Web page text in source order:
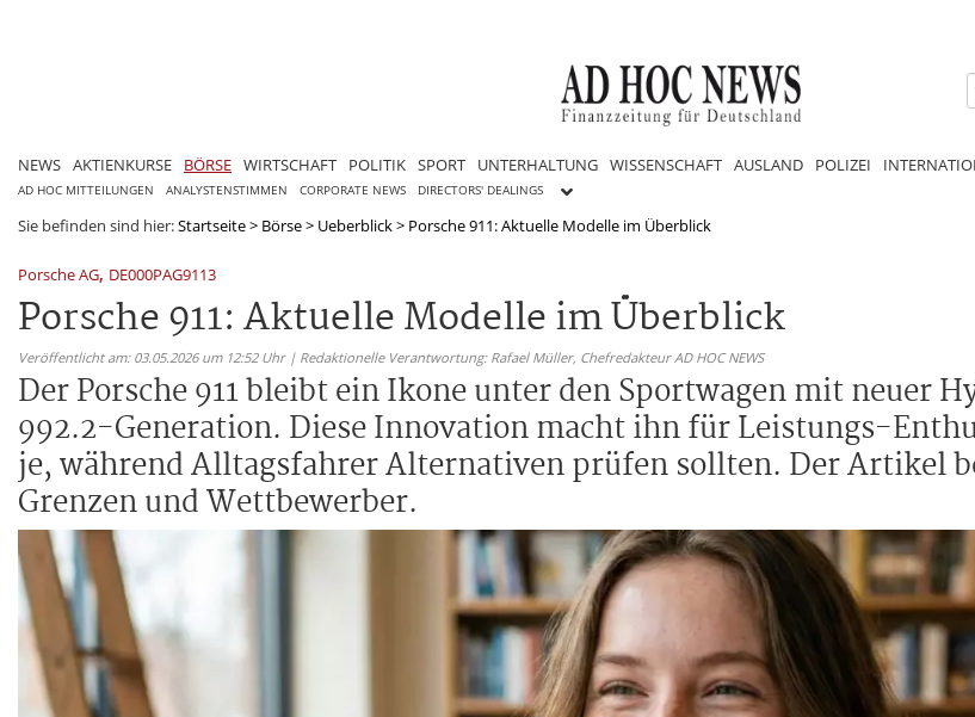
NEWS AKTIENKURSE BÖRSE WIRTSCHAFT POLITIK SPORT UNTERHALTUNG WISSENSCHAFT AUSLAND POLIZEI
AD HOC MITTEILUNGEN ANALYSTENSTIMMEN CORPORATE NEWS DIRECTORS' DEALINGS
Sie befinden sind hier:Startseite> Börse> Ueberblick> Porsche 911: Aktuelle Modelle im Überblick
Porsche AG, DE000PAG9113
Porsche 911: Aktuelle Modelle im Überblick
Veröffentlicht am: 03.05.2026 um 12:52 Uhr | Redaktionelle Verantwortung: Rafael Müller, Chefredakteur AD HOC NEWS
Der Porsche 911 bleibt ein Ikone unter den Sportwagen mit neuer
992.2-Generation. Diese Innovation macht ihn für Leistungs-
je, während Alltagsfahrer Alternativen prüfen sollten. Der Artikel
Grenzen und Wettbewerber.